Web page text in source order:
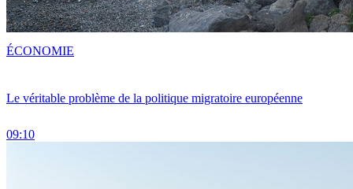
Le véritable problème de la politique migratoire européenne
09:10
ÉCONOMIE